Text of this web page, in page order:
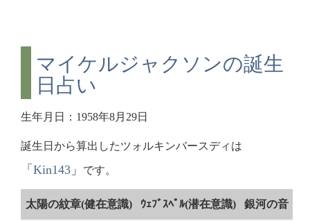
マイケルジャクソンの誕生
日占い
生年月日：1958年8月29日
誕生日から算出したツォルキンバースディは
「 Kin143 」 です。
太陽の紋章(健在意識) ｳｪﾌﾞｽﾍﾟﾙ(潜在意識) 銀河の音